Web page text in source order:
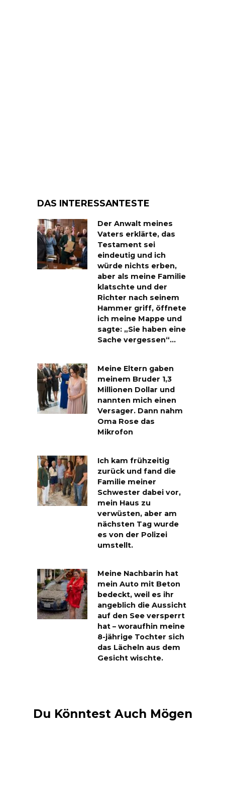
DAS INTERESSANTESTE
Der Anwalt meines
Vaters erklärte, das
Testament sei
eindeutig und ich
würde nichts erben,
aber als meine Familie
klatschte und der
Richter nach seinem
Hammer griff, öffnete
ich meine Mappe und
sagte: „Sie haben eine
Sache vergessen“…
Meine Eltern gaben
meinem Bruder 1,3
Millionen Dollar und
nannten mich einen
Versager. Dann nahm
Oma Rose das
Mikrofon
Ich kam frühzeitig
zurück und fand die
Familie meiner
Schwester dabei vor,
mein Haus zu
verwüsten, aber am
nächsten Tag wurde
es von der Polizei
umstellt.
Meine Nachbarin hat
mein Auto mit Beton
bedeckt, weil es ihr
angeblich die Aussicht
auf den See versperrt
hat – woraufhin meine
8-jährige Tochter sich
das Lächeln aus dem
Gesicht wischte.
Du Könntest Auch Mögen